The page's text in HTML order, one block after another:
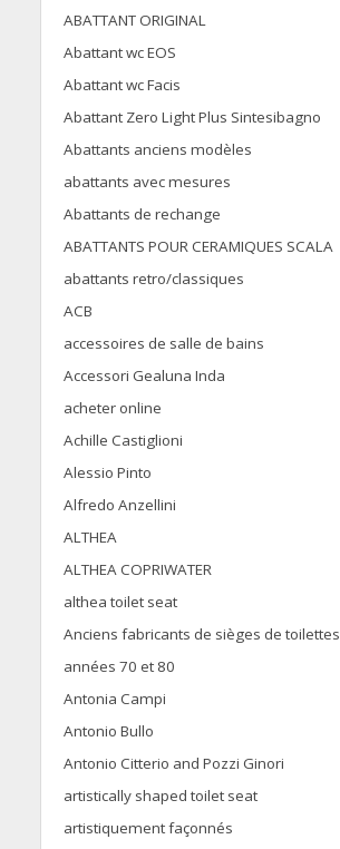
ABATTANT ORIGINAL
Abattant wc EOS
Abattant wc Facis
Abattant Zero Light Plus Sintesibagno
Abattants anciens modèles
abattants avec mesures
Abattants de rechange
ABATTANTS POUR CERAMIQUES SCALA
abattants retro/classiques
ACB
accessoires de salle de bains
Accessori Gealuna Inda
acheter online
Achille Castiglioni
Alessio Pinto
Alfredo Anzellini
ALTHEA
ALTHEA COPRIWATER
althea toilet seat
Anciens fabricants de sièges de toilettes
années 70 et 80
Antonia Campi
Antonio Bullo
Antonio Citterio and Pozzi Ginori
artistically shaped toilet seat
artistiquement façonnés